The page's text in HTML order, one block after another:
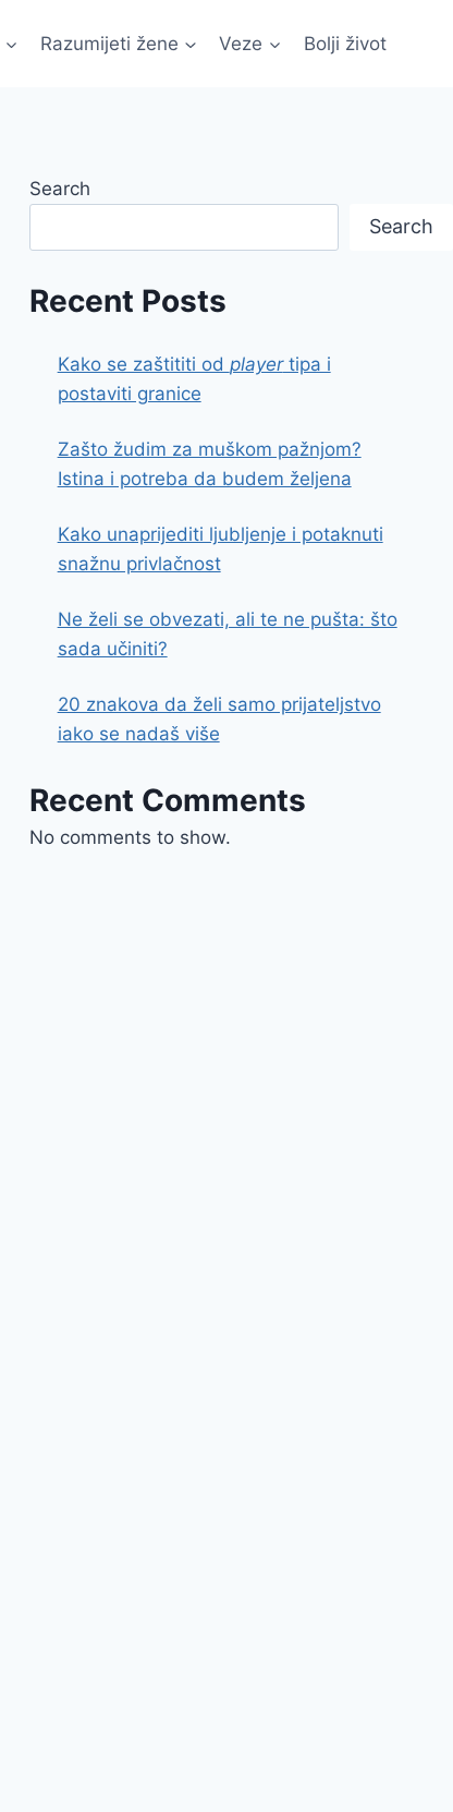
Razumijeti žene Veze Bolji život
Search
Search
Recent Posts
Kako se zaštititi od playertipa i
postaviti granice
Zašto žudim za muškom pažnjom?
Istina i potreba da budem željena
Kako unaprijediti ljubljenje i potaknuti
snažnu privlačnost
Ne želi se obvezati, ali te ne pušta: što
sada učiniti?
20 znakova da želi samo prijateljstvo
iako se nadaš više
Recent Comments
No comments to show.